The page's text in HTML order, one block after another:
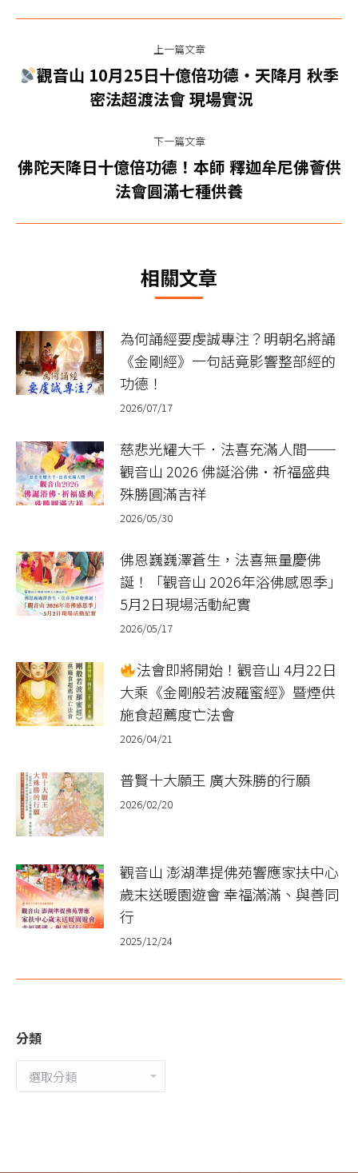
章
上一篇文章
上
一
文
章：
觀音山 10月25日十億倍功德‧天降月 秋季
密法超渡法會 現場實況
下一篇文章
下
一
篇
章：
佛陀天降日十億倍功德！本師 釋迦牟尼佛薈供
法會圓滿七種供養
相關文章
為何誦經要虔誠專注？明朝名將誦
《金剛經》一句話竟影響整部經的
功德！
2026/07/17
慈悲光耀大千．法喜充滿人間──
觀音山 2026 佛誕浴佛•祈福盛典
殊勝圓滿吉祥
2026/05/30
佛恩巍巍澤蒼生，法喜無量慶佛
誕！「觀音山 2026年浴佛感恩季」
5月2日現場活動紀實
2026/05/17
法會即將開始！觀音山 4月22日
大乘《金剛般若波羅蜜經》暨煙供
施食超薦度亡法會
2026/04/21
普賢十大願王 廣大殊勝的行願​
2026/02/20
觀音山 澎湖準提佛苑響應家扶中心
歲末送暖園遊會 幸福滿滿、與善同
行
2025/12/24
分類
類